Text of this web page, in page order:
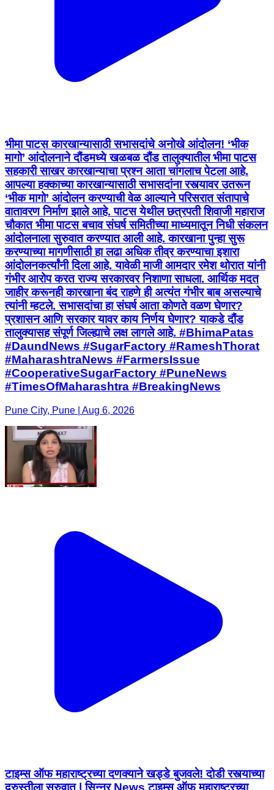
भीमा पाटस कारखान्यासाठी सभासदांचे अनोखे आंदोलन! ‘भीक
मागो’ आंदोलनाने दौंडमध्ये खळबळ दौंड तालुक्यातील भीमा पाटस
सहकारी साखर कारखान्याचा प्रश्न आता चांगलाच पेटला आहे.
आपल्या हक्काच्या कारखान्यासाठी सभासदांना रस्त्यावर उतरून
‘भीक मागो’ आंदोलन करण्याची वेळ आल्याने परिसरात संतापाचे
वातावरण निर्माण झाले आहे. पाटस येथील छत्रपती शिवाजी महाराज
चौकात भीमा पाटस बचाव संघर्ष समितीच्या माध्यमातून निधी संकलन
आंदोलनाला सुरुवात करण्यात आली आहे. कारखाना पुन्हा सुरू
करण्याच्या मागणीसाठी हा लढा अधिक तीव्र करण्याचा इशारा
आंदोलनकर्त्यांनी दिला आहे. यावेळी माजी आमदार रमेश थोरात यांनी
गंभीर आरोप करत राज्य सरकारवर निशाणा साधला. आर्थिक मदत
जाहीर करूनही कारखाना बंद राहणे ही अत्यंत गंभीर बाब असल्याचे
त्यांनी म्हटले. सभासदांचा हा संघर्ष आता कोणते वळण घेणार?
प्रशासन आणि सरकार यावर काय निर्णय घेणार? याकडे दौंड
तालुक्यासह संपूर्ण जिल्ह्याचे लक्ष लागले आहे. #BhimaPatas
#DaundNews #SugarFactory #RameshThorat
#MaharashtraNews #FarmersIssue
#CooperativeSugarFactory #PuneNews
#TimesOfMaharashtra #BreakingNews
Pune City, Pune | Aug 6, 2026
टाइम्स ऑफ महाराष्ट्रच्या दणक्याने खड्डे बुजवले! दोडी रस्त्याच्या
दुरुस्तीला सुरुवात | सिन्नर News टाइम्स ऑफ महाराष्ट्रच्या